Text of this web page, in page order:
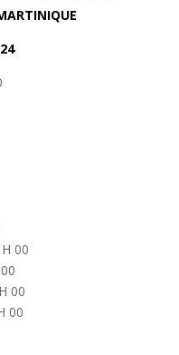
00
00
00